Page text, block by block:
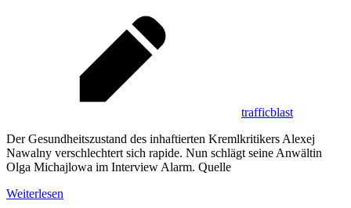
trafficblast
Der Gesundheitszustand des inhaftierten Kremlkritikers Alexej
Nawalny verschlechtert sich rapide. Nun schlägt seine Anwältin
Olga Michajlowa im Interview Alarm. Quelle
Weiterlesen